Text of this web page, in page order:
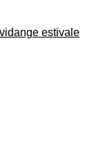
estivale